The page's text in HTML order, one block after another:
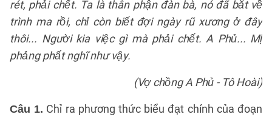
rét, phải chết. Ta là thân phận đàn bà, nó đã bắt về
trình ma rồi, chỉ còn biết đợi ngày rũ xương ở đây
thôi... Người kia việc gì mà phải chết. A Phủ... Mị
phảng phất nghĩ như vậy.
(Vợ chồng A Phủ - Tô Hoài)
Câu 1. Chỉ ra phương thức biểu đạt chính của đoạn